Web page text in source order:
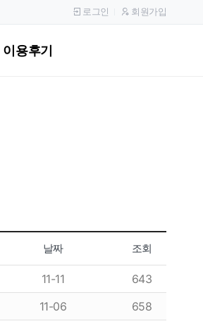
로그인 회원가입
이용후기
날짜 조회
11-11
643
11-06
658